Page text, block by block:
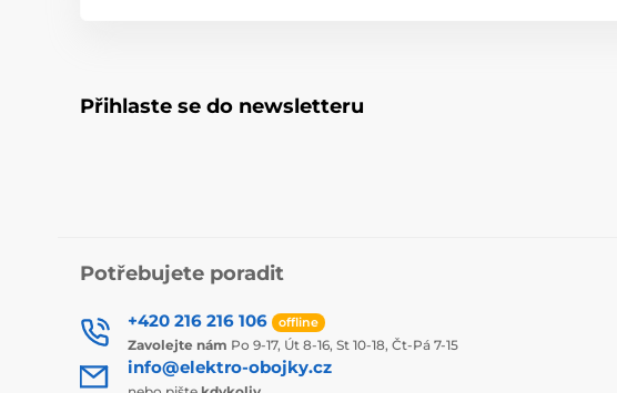
Přihlaste se do newsletteru
Potřebujete poradit
+420 216 216 106 offline
Zavolejte nám Po 9-17, Út 8-16, St 10-18, Čt-Pá 7-15
info@elektro-obojky.cz